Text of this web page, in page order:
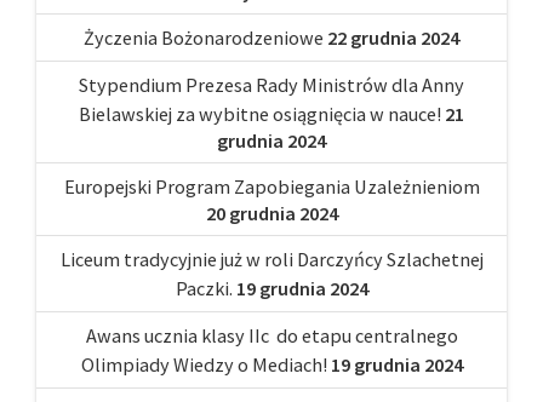
Życzenia Bożonarodzeniowe 22 grudnia 2024
Stypendium Prezesa Rady Ministrów dla Anny
Bielawskiej za wybitne osiągnięcia w nauce! 21
grudnia 2024
Europejski Program Zapobiegania Uzależnieniom
20 grudnia 2024
Liceum tradycyjnie już w roli Darczyńcy Szlachetnej
Paczki. 19 grudnia 2024
Awans ucznia klasy IIc do etapu centralnego
Olimpiady Wiedzy o Mediach! 19 grudnia 2024